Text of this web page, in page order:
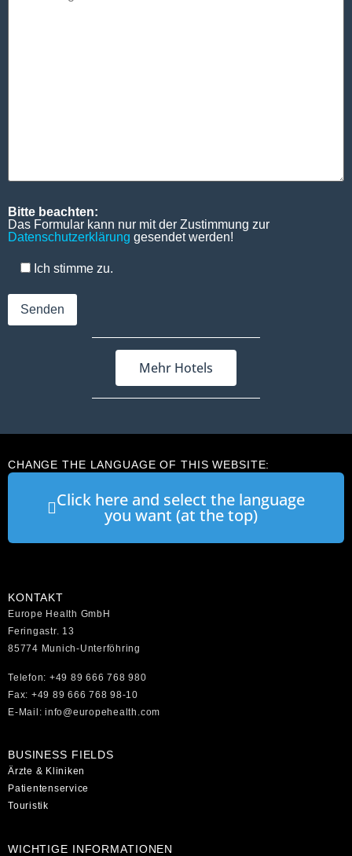
Bitte beachten:
Das Formular kann nur mit der Zustimmung zur
Datenschutzerklärung gesendet werden!
Ich stimme zu.
Mehr Hotels
CHANGE THE LANGUAGE OF THIS WEBSITE:
Click here and select the language
you want (at the top)
KONTAKT
Europe Health GmbH
Feringastr. 13
85774 Munich-Unterföhring
Telefon: +49 89 666 768 980
Fax: +49 89 666 768 98-10
E-Mail: info@europehealth.com
BUSINESS FIELDS
Ärzte & Kliniken
Patientenservice
Touristik
WICHTIGE INFORMATIONEN